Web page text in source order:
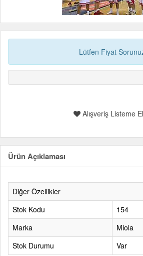
Lütfen Fiyat
Alışveriş Listeme
Ürün Açıklaması
Diğer Özellikler
Stok Kodu
154
Marka
Miola
Stok Durumu
Var